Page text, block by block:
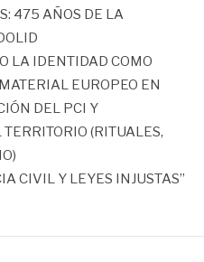
475 AÑOS DE LA
LA IDENTIDAD COMO
EUROPEO EN
DEL PCI Y
(RITUALES,
CIVIL Y LEYES INJUSTAS”